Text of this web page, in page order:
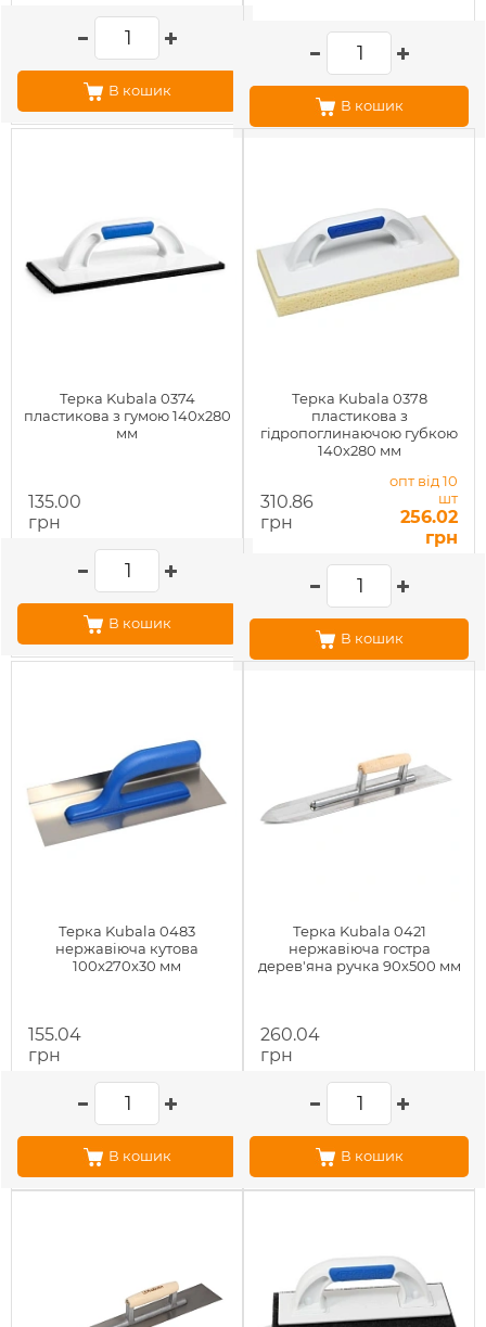
В кошик
В кошик
Терка Kubala 0374
пластикова з гумою 140х280
мм
135.00
грн
В кошик
Терка Kubala 0378
пластикова з
гідропоглинаючою губкою
140х280 мм
310.86
грн
опт від 10
шт
256.02
грн
В кошик
Терка Kubala 0483
нержавіюча кутова
100x270x30 мм
155.04
грн
В кошик
Терка Kubala 0421
нержавіюча гостра
дерев'яна ручка 90х500 мм
260.04
грн
В кошик